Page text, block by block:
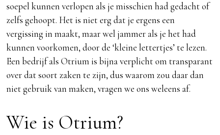
soepel kunnen verlopen als je misschien had gedacht of
zelfs gehoopt. Het is niet erg dat je ergens een
vergissing in maakt, maar wel jammer als je het had
kunnen voorkomen, door de ‘kleine lettertjes’ te lezen.
Een bedrijf als Otrium is bijna verplicht om transparant
over dat soort zaken te zijn, dus waarom zou daar dan
niet gebruik van maken, vragen we ons weleens af.
Wie is Otrium?